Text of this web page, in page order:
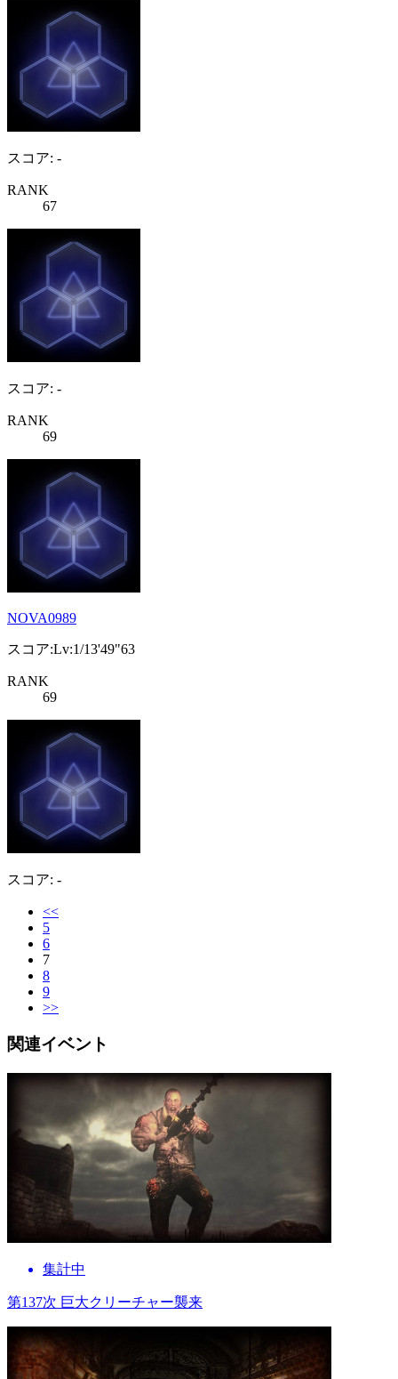
スコア: -
RANK
67
スコア: -
RANK
69
NOVA0989
スコア:Lv:1/13'49"63
RANK
69
スコア: -
<<
5
6
7
8
9
>>
関連イベント
集計中
第137次 巨大クリーチャー襲来